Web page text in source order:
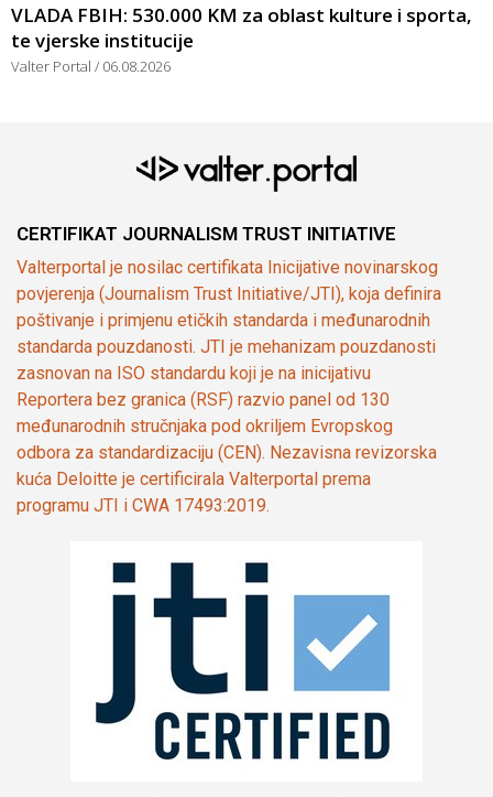
VLADA FBIH: 530.000 KM za oblast kulture i sporta,
te vjerske institucije
Valter Portal 06.08.2026
CERTIFIKAT JOURNALISM TRUST INITIATIVE
Valterportal je nosilac certifikata Inicijative novinarskog
povjerenja (Journalism Trust Initiative/JTI), koja definira
poštivanje i primjenu etičkih standarda i međunarodnih
standarda pouzdanosti. JTI je mehanizam pouzdanosti
zasnovan na ISO standardu koji je na inicijativu
Reportera bez granica (RSF) razvio panel od 130
međunarodnih stručnjaka pod okriljem Evropskog
odbora za standardizaciju (CEN). Nezavisna revizorska
kuća Deloitte je certificirala Valterportal prema
programu JTI i CWA 17493:2019.